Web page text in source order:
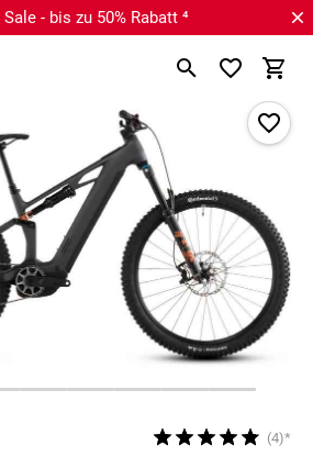
- bis zu 50% Rabatt ⁴
(4)*